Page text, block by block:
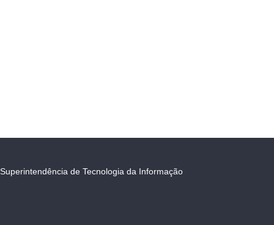
Superintendência de Tecnologia da Informação